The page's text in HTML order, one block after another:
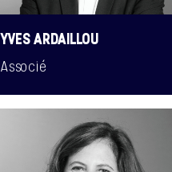
YVES ARDAILLOU
Associé